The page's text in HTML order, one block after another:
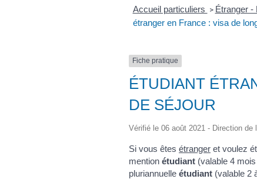
Accueil particuliers > Étranger -
étranger en France : visa de
Fiche pratique
ÉTUDIANT
DE SÉJOUR
Vérifié le 06 août 2021 - Direction
Si vous êtes étranger et voulez
mention étudiant (valable 4
pluriannuelle étudiant (valable 2